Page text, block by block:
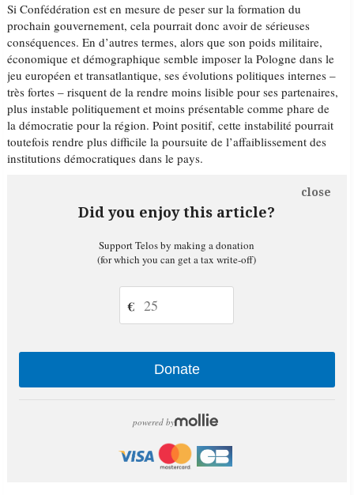
Si Confédération est en mesure de peser sur la formation du
prochain gouvernement, cela pourrait donc avoir de sérieuses
conséquences. En d’autres termes, alors que son poids militaire,
économique et démographique semble imposer la Pologne dans le
jeu européen et transatlantique, ses évolutions politiques internes –
très fortes – risquent de la rendre moins lisible pour ses partenaires,
plus instable politiquement et moins présentable comme phare de
la démocratie pour la région. Point positif, cette instabilité pourrait
toutefois rendre plus difficile la poursuite de l’affaiblissement des
institutions démocratiques dans le pays.
Did you enjoy this article?
close
Support Telos by making a donation
(for which you can get a tax write-off)
€
Donate
powered by